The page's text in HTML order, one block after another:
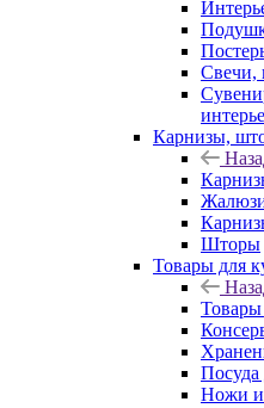
Свечи,
Карнизы,
Шторы
Товары для
Товары
Посуда
Ножи и